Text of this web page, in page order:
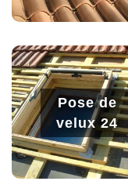
Pose de
velux 24